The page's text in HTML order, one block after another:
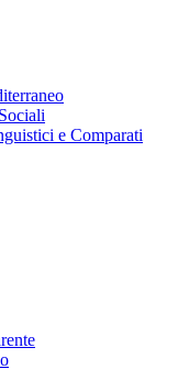
e Comparati